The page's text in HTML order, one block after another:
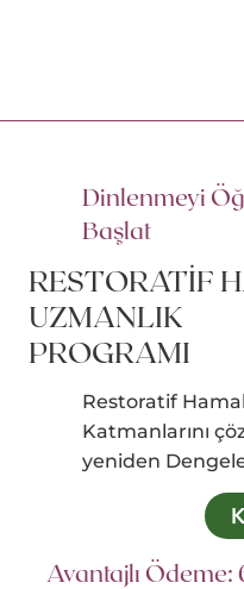
Dinlenmeyi
Başlat
RESTORATİF
UZMANLIK
PROGRAMI
Restoratif
Katmanlarını
yeniden
Avantajlı